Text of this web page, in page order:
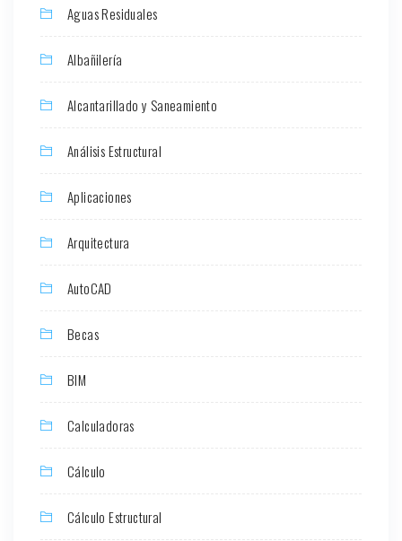
Aguas Residuales
Albañilería
Alcantarillado y Saneamiento
Análisis Estructural
Aplicaciones
Arquitectura
AutoCAD
Becas
BIM
Calculadoras
Cálculo
Cálculo Estructural